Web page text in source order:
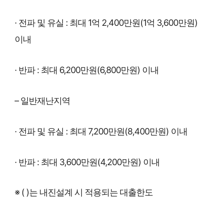
· 전파 및 유실 : 최대 1억 2,400만원(1억 3,600만원)
이내
· 반파 : 최대 6,200만원(6,800만원) 이내
– 일반재난지역
· 전파 및 유실 : 최대 7,200만원(8,400만원) 이내
· 반파 : 최대 3,600만원(4,200만원) 이내
※ ( )는 내진설계 시 적용되는 대출한도